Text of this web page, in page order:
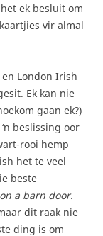
ek besluit om
vir almal
London Irish
Ek kan nie
gaan ek?)
beslissing oor
rooi hemp
het te veel
beste
a barn door.
dit raak nie
ding is om